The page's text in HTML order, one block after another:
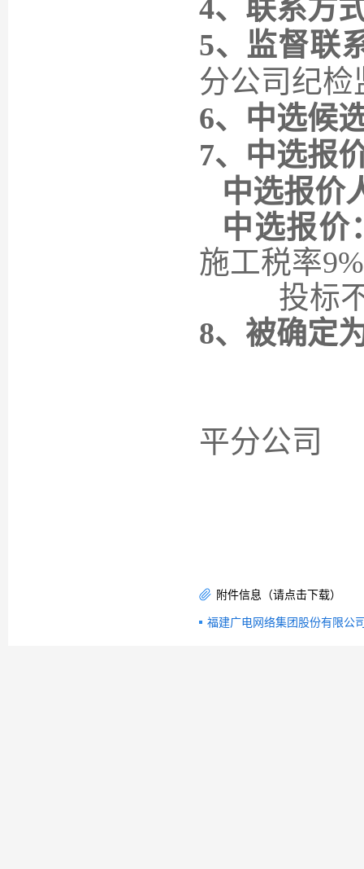
4、联系方
5、监督联
分公司纪
6、 中选候
7、中选报
中选报价
中选报价
施工税率
投标不
8、被确定
平分公司
附件信息（请点击下载）
福建广电网络集团股份有限公